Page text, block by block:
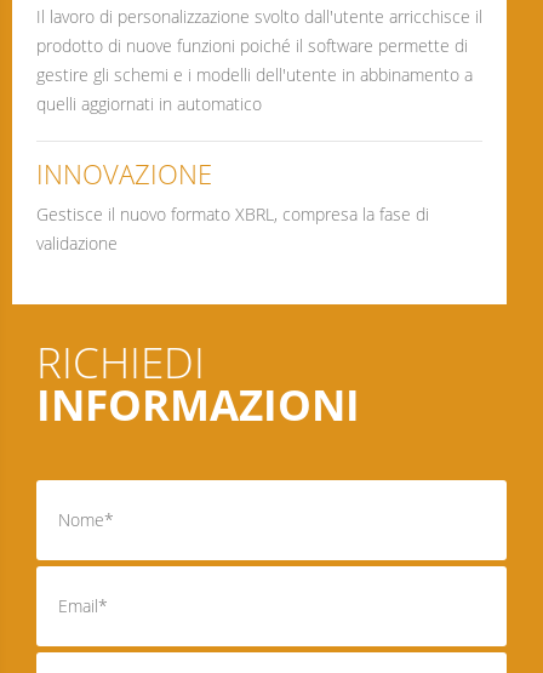
Il lavoro di personalizzazione svolto dall'utente arricchisce il
prodotto di nuove funzioni poiché il software permette di
gestire gli schemi e i modelli dell'utente in abbinamento a
quelli aggiornati in automatico
INNOVAZIONE
Gestisce il nuovo formato XBRL, compresa la fase di
validazione
RICHIEDI
INFORMAZIONI